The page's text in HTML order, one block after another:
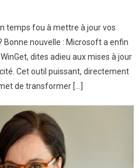
temps fou à mettre à jour vos
Bonne nouvelle : Microsoft a enfin
dites adieu aux mises à jour
Cet outil puissant, directement
de transformer […]